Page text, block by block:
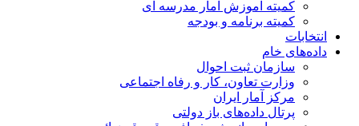
کمیته آموزش آمار مدرسه ای
کمیته برنامه و بودجه
انتخابات
داده‌های خام
سازمان ثبت احوال
وزارت تعاون، کار و رفاه اجتماعی
مرکز آمار ایران
پرتال داده‌های باز دولتی